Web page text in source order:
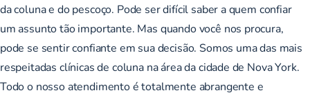
da coluna e do pescoço. Pode ser difícil saber a quem confiar
um assunto tão importante. Mas quando você nos procura,
pode se sentir confiante em sua decisão. Somos uma das mais
respeitadas clínicas de coluna na área da cidade de Nova York.
Todo o nosso atendimento é totalmente abrangente e